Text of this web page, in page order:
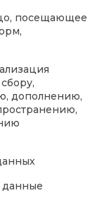
посещающее
дополнению,
данные